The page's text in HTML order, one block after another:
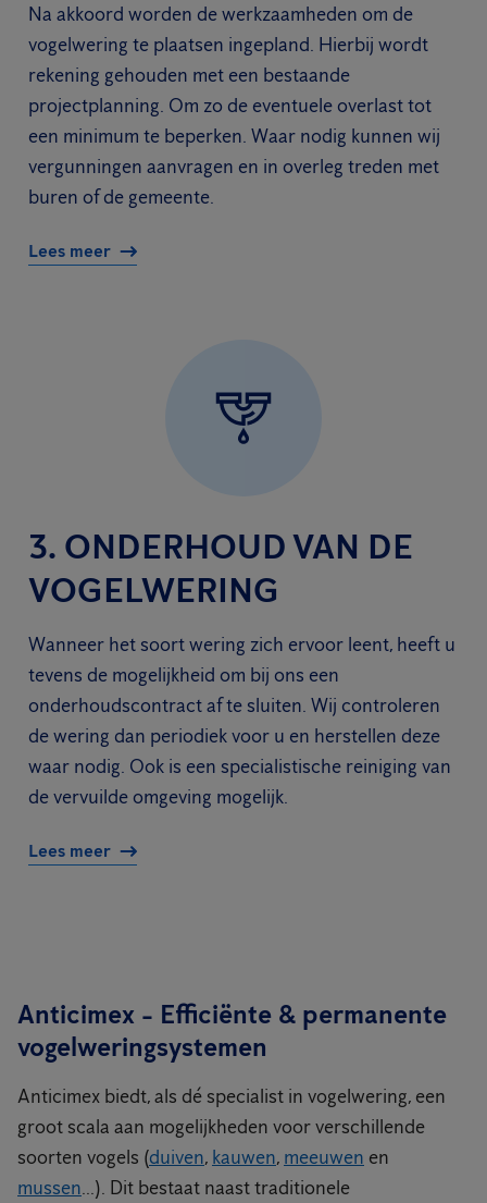
Na akkoord worden de werkzaamheden om de
vogelwering te plaatsen ingepland. Hierbij wordt
rekening gehouden met een bestaande
projectplanning. Om zo de eventuele overlast tot
een minimum te beperken. Waar nodig kunnen wij
vergunningen aanvragen en in overleg treden met
buren of de gemeente.
Lees meer
3. ONDERHOUD VAN DE
VOGELWERING
Wanneer het soort wering zich ervoor leent, heeft u
tevens de mogelijkheid om bij ons een
onderhoudscontract af te sluiten. Wij controleren
de wering dan periodiek voor u en herstellen deze
waar nodig. Ook is een specialistische reiniging van
de vervuilde omgeving mogelijk.
Lees meer
Anticimex - Efficiënte & permanente
vogelweringsystemen
Anticimex biedt, als dé specialist in vogelwering, een
groot scala aan mogelijkheden voor verschillende
soorten vogels (duiven, kauwen, meeuwen en
mussen...). Dit bestaat naast traditionele